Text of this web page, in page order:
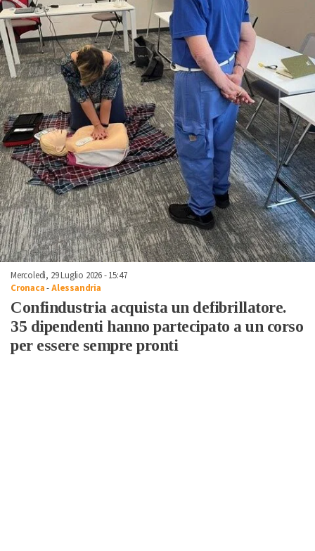
Mercoledì, 29 Luglio 2026 - 15:47
Cronaca-Alessandria
Confindustria acquista un defibrillatore.
35 dipendenti hanno partecipato a un corso
per essere sempre pronti